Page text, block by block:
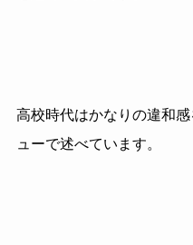
高校時代はかなりの違和
ューで述べています。